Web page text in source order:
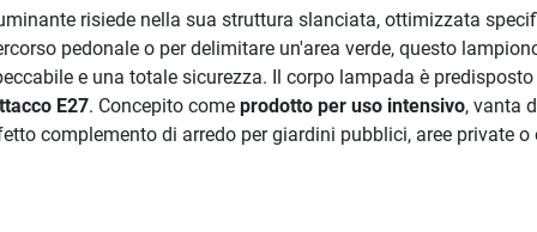
risiede nella sua struttura slanciata, ottimizzata
pedonale o per delimitare un'area verde, questo
e una totale sicurezza. Il corpo lampada è
E27. Concepito come prodotto per uso intensivo, vanta
complemento di arredo per giardini pubblici, aree private